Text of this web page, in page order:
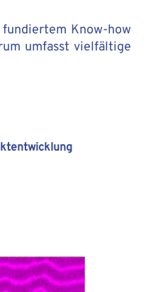
Know-how
umfasst vielfältige